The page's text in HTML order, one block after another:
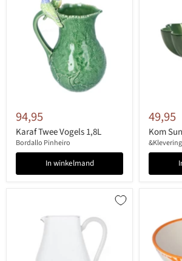
94,95
Karaf Twee Vogels 1,8L
Bordallo Pinheiro
In winkelmand
49,95
Kom
&Klevering